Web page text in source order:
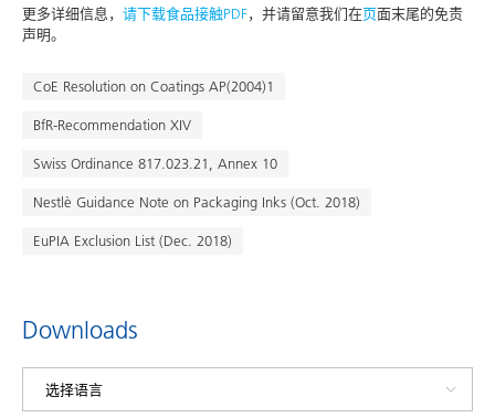
更多详细信息， 请下载食品接触PDF，并请留意我们在页面末尾的免责
声明。
CoE Resolution on Coatings AP(2004)1
BfR-Recommendation XIV
Swiss Ordinance 817.023.21, Annex 10
Nestlè Guidance Note on Packaging Inks (Oct. 2018)
EuPIA Exclusion List (Dec. 2018)
Downloads